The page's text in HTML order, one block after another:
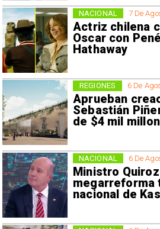
7 De
Actriz chilena
Oscar con
Hathaway
NACIONAL
6 De
Aprueban
Sebastián
de $4 mil
REGIONES
6 De
Ministro
megarreforma
nacional de
NACIONAL